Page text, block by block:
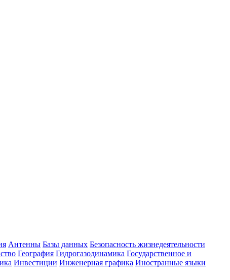
Антенны Базы данных Безопасность жизнедеятельности
География Гидрогазодинамика Государственное и
Инвестиции Инженерная графика Иностранные языки